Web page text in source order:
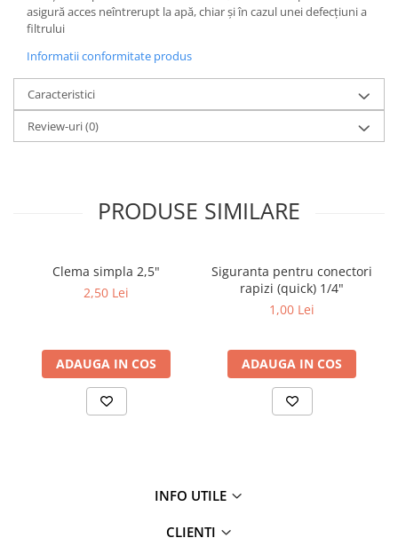
asigură acces neîntrerupt la apă, chiar și în cazul unei defecțiuni a
filtrului
Informatii conformitate produs
Caracteristici
Review-uri(0)
PRODUSE SIMILARE
Clema simpla 2,5"
2,50 Lei
ADAUGA IN COS
Siguranta pentru conectori
rapizi (quick) 1/4"
1,00 Lei
ADAUGA IN COS
INFO UTILE
CLIENTI